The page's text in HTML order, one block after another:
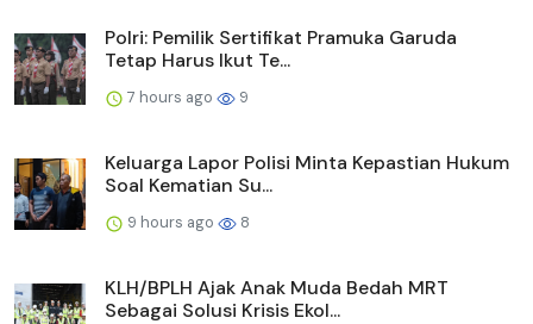
Polri: Pemilik Sertifikat Pramuka Garuda
Tetap Harus Ikut Te...
7 hours ago 9
Keluarga Lapor Polisi Minta Kepastian Hukum
Soal Kematian Su...
9 hours ago 8
KLH/BPLH Ajak Anak Muda Bedah MRT
Sebagai Solusi Krisis Ekol...